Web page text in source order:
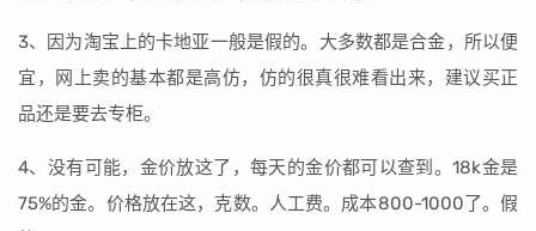
3、因为淘宝上的卡地亚一般是假的。大多数都是合金，所以便
宜，网上卖的基本都是高仿，仿的很真很难看出来，建议买正
品还是要去专柜。
4、没有可能，金价放这了，每天的金价都可以查到。18k金是
75%的金。价格放在这，克数。人工费。成本800-1000了。假